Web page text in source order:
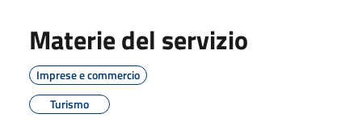
Materie del servizio
Imprese e commercio
Turismo